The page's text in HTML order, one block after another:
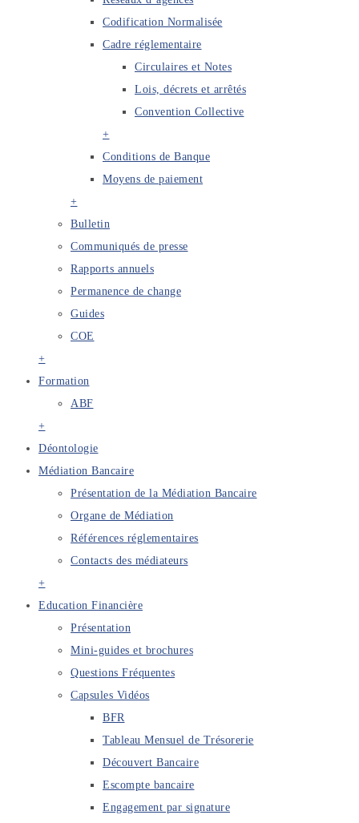
Codification Normalisée
Cadre réglementaire
Circulaires et Notes
Lois, décrets et arrêtés
Convention Collective
+
Conditions de Banque
Moyens de paiement
+
Bulletin
Communiqués de presse
Rapports annuels
Permanence de change
Guides
COE
+
Formation
ABF
+
Déontologie
Médiation Bancaire
Présentation de la Médiation Bancaire
Organe de Médiation
Références réglementaires
Contacts des médiateurs
+
Education Financière
Présentation
Mini-guides et brochures
Questions Fréquentes
Capsules Vidéos
BFR
Tableau Mensuel de Trésorerie
Découvert Bancaire
Escompte bancaire
Engagement par signature